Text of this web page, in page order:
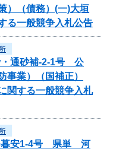
）（債務）(一)大垣
る一般競争入札公告
・通砂補-2-1号 公
業）（国補正）
関する一般競争入札
暮安1-4号 県単 河